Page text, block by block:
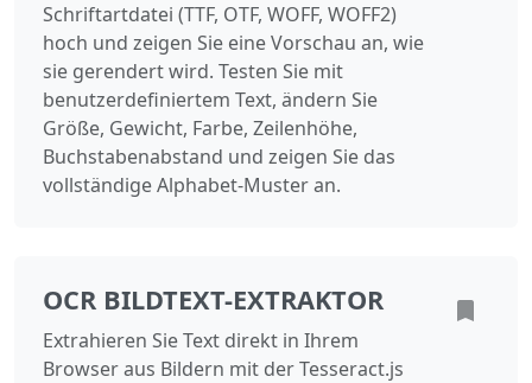
Schriftartdatei (TTF, OTF, WOFF, WOFF2)
hoch und zeigen Sie eine Vorschau an, wie
sie gerendert wird. Testen Sie mit
benutzerdefiniertem Text, ändern Sie
Größe, Gewicht, Farbe, Zeilenhöhe,
Buchstabenabstand und zeigen Sie das
vollständige Alphabet-Muster an.
OCR BILDTEXT-EXTRAKTOR
Extrahieren Sie Text direkt in Ihrem
Browser aus Bildern mit der Tesseract.js